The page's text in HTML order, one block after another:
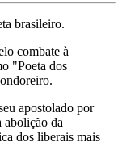
brasileiro.
combate à
"Poeta dos
apostolado por
abolição da
dos liberais mais